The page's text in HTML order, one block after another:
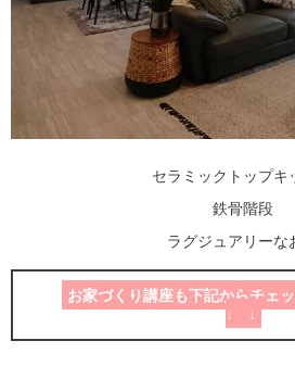
セラミックトップキ
鉄骨階段
ラグジュアリーな
お家づくり講座も下記からチ
↓ ↓